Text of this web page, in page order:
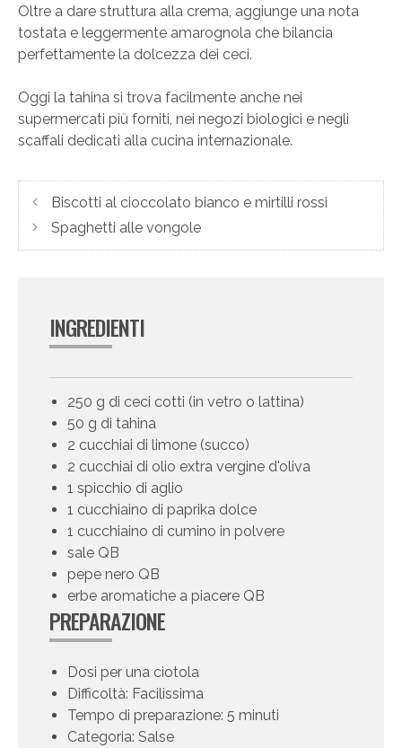
Oltre a dare struttura alla crema, aggiunge una nota
tostata e leggermente amarognola che bilancia
perfettamente la dolcezza dei ceci.
Oggi la tahina si trova facilmente anche nei
supermercati più forniti, nei negozi biologici e negli
scaffali dedicati alla cucina internazionale.
Biscotti al cioccolato bianco e mirtilli rossi
Spaghetti alle vongole
INGREDIENTI
250 g di ceci cotti (in vetro o lattina)
50 g di tahina
2 cucchiai di limone (succo)
2 cucchiai di olio extra vergine d'oliva
1 spicchio di aglio
1 cucchiaino di paprika dolce
1 cucchiaino di cumino in polvere
sale QB
pepe nero QB
erbe aromatiche a piacere QB
PREPARAZIONE
Dosi per una ciotola
Difficoltà: Facilissima
Tempo di preparazione: 5 minuti
Categoria: Salse